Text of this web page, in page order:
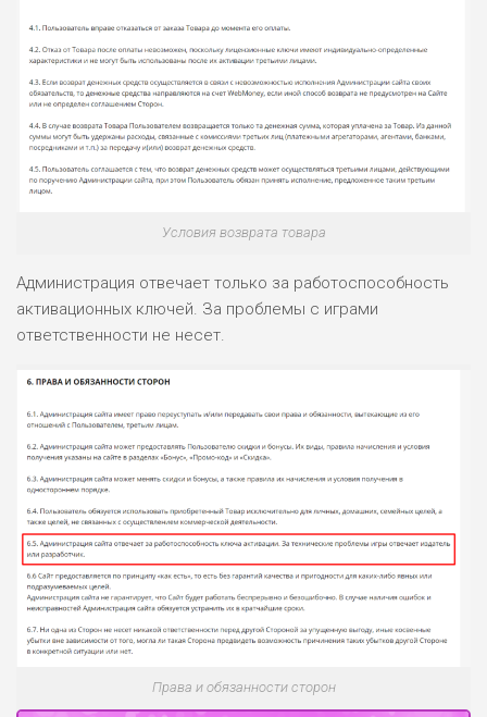
ПОДОЙДЕТ
РИСКИ: НИЗКИЕ
ДОХОД: НИЗКИЙ
ВСЕМ
РИСКИ: НИЗКИЕ
ОБЗОР
Условия возврата товара
Администрация отвечает только за работоспособность
активационных ключей. За проблемы с играми
ответственности не несет.
Права и обязанности сторон